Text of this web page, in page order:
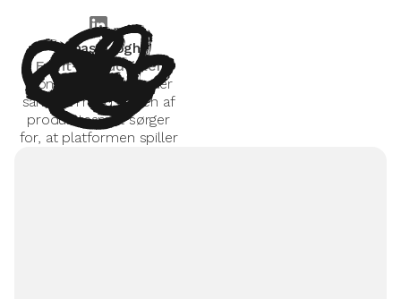
Jonas Krogh
Front-end udvikler
Front-end udvikler, der
sammen med resten af
produktteamet sørger
for, at platformen spiller